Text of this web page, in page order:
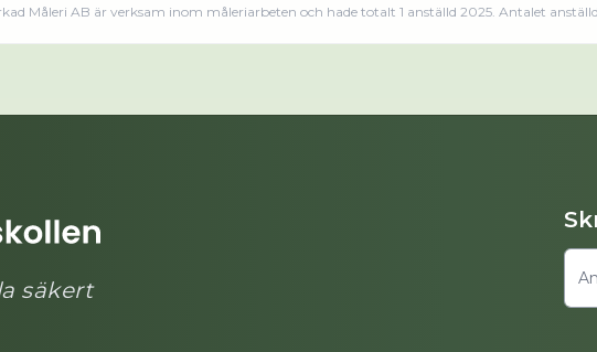
Måleri AB är verksam inom måleriarbeten och hade totalt 1 anställd 2025. Antalet
säkert